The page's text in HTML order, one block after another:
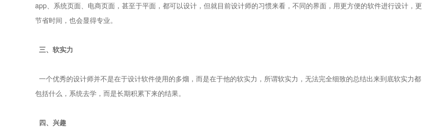
app、系统页面、电商页面，甚至于平面，都可以设计，但就目前设计师的习惯来看，不同的界面，用更方便的软件进行设计，更
节省时间，也会显得专业。
三、软实力
一个优秀的设计师并不是在于设计软件使用的多熘，而是在于他的软实力，所谓软实力，无法完全细致的总结出来到底软实力都
包括什么，系统去学，而是长期积累下来的结果。
四、兴趣